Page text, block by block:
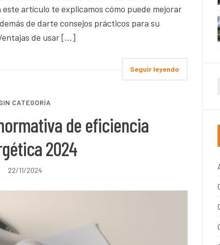
artículo te explicamos cómo puede mejorar
de darte consejos prácticos para su
de usar […]
Seguir leyendo
CATEGORÍA
de eficiencia
2024
22/11/2024